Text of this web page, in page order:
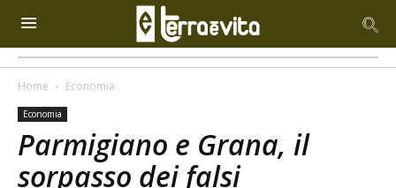
Home Economia
Economia
Parmigiano e Grana, il
sorpasso dei falsi